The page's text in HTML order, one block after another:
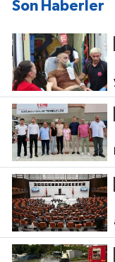
Son Haberler